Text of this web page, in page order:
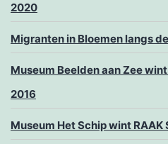
2020
Migranten in Bloemen langs
Museum Beelden aan Zee
2016
Museum Het Schip wint